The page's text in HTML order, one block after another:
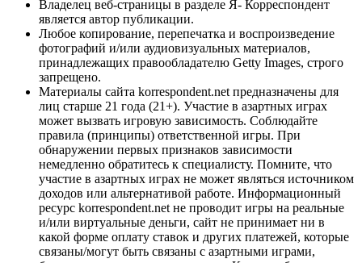
Владелец веб-страницы в разделе Я- Корреспондент
является автор публикации.
Любое копирование, перепечатка и воспроизведение
фотографий и/или аудиовизуальных материалов,
принадлежащих правообладателю Getty Images, строго
запрещено.
Материалы сайта korrespondent.net предназначены для
лиц старше 21 года (21+). Участие в азартных играх
может вызвать игровую зависимость. Соблюдайте
правила (принципы) ответственной игры. При
обнаружении первых признаков зависимости
немедленно обратитесь к специалисту. Помните, что
участие в азартных играх не может являться источником
доходов или альтернативой работе. Информационный
ресурс korrespondent.net не проводит игры на реальные
и/или виртуальные деньги, сайт не принимает ни в
какой форме оплату ставок и других платежей, которые
связаны/могут быть связаны с азартными играми,